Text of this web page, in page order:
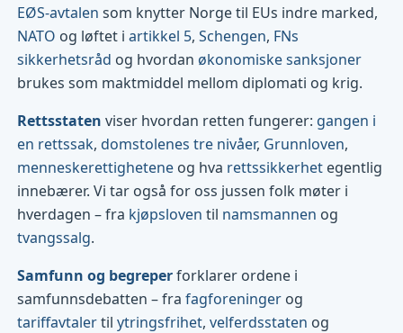
EØS-avtalen som knytter Norge til EUs indre marked,
NATO og løftet iartikkel 5,Schengen, FNs
sikkerhetsråd og hvordan økonomiske sanksjoner
brukes som maktmiddel mellom diplomati og krig.
Rettsstaten viser hvordan retten fungerer: gangen i
en rettssak,domstolenes tre nivåer, Grunnloven,
menneskerettighetene og hva rettssikkerhet egentlig
innebærer. Vi tar også for oss jussen folk møter i
hverdagen – fra kjøpsloven til namsmannen og
tvangssalg.
Samfunn og begreperforklarer ordene i
samfunnsdebatten – frafagforeninger og
tariffavtalertilytringsfrihet,velferdsstaten og